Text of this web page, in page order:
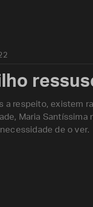
a respeito, existem
Maria Santíssima
de o ver.